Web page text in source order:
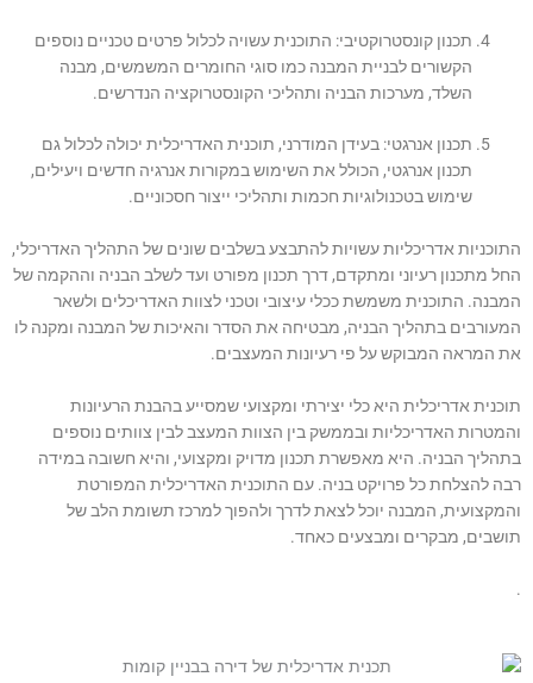
תכנון קונסטרוקטיבי: התוכנית עשויה לכלול פרטים טכניים נוספים
הקשורים לבניית המבנה כמו סוגי החומרים המשמשים, מבנה
השלד, מערכות הבניה ותהליכי הקונסטרוקציה הנדרשים.
תכנון אנרגטי: בעידן המודרני, תוכנית האדריכלית יכולה לכלול גם
תכנון אנרגטי, הכולל את השימוש במקורות אנרגיה חדשים ויעילים,
שימוש בטכנולוגיות חכמות ותהליכי ייצור חסכוניים.
התוכניות אדריכליות עשויות להתבצע בשלבים שונים של התהליך האדריכלי,
החל מתכנון רעיוני ומתקדם, דרך תכנון מפורט ועד לשלב הבניה וההקמה של
המבנה. התוכנית משמשת ככלי עיצובי וטכני לצוות האדריכלים ולשאר
המעורבים בתהליך הבניה, מבטיחה את הסדר והאיכות של המבנה ומקנה לו
את המראה המבוקש על פי רעיונות המעצבים.
תוכנית אדריכלית היא כלי יצירתי ומקצועי שמסייע בהבנת הרעיונות
והמטרות האדריכליות ובממשק בין הצוות המעצב לבין צוותים נוספים
בתהליך הבניה. היא מאפשרת תכנון מדויק ומקצועי, והיא חשובה במידה
רבה להצלחת כל פרויקט בניה. עם התוכנית האדריכלית המפורטת
והמקצועית, המבנה יוכל לצאת לדרך ולהפוך למרכז תשומת הלב של
תושבים, מבקרים ומבצעים כאחד.
.